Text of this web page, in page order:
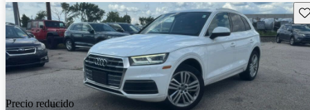
Precio reducido